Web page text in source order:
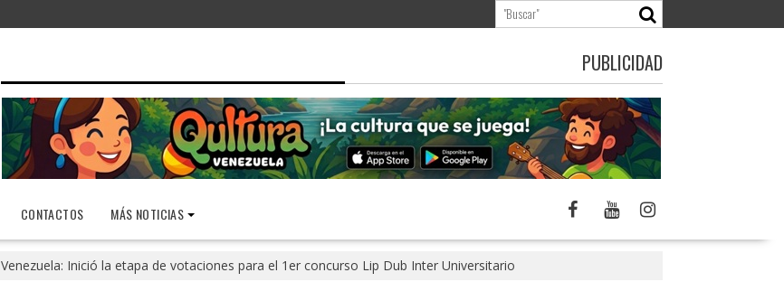
PUBLICIDAD
CONTACTOS MÁS NOTICIAS
Venezuela: Inició la etapa de votaciones para el 1er concurso Lip Dub Inter Universitario